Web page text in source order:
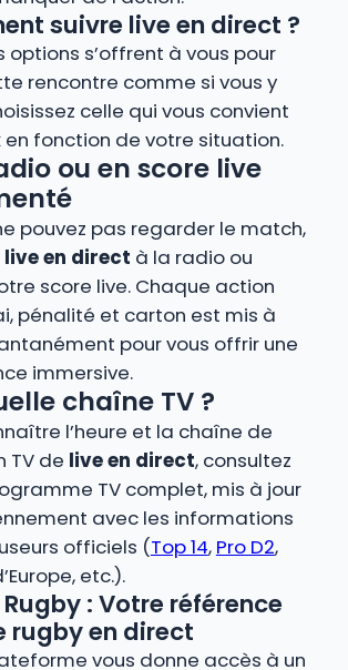
suivre live en direct ?
options s’offrent à vous pour
rencontre comme si vous y
celle qui vous convient
en fonction de votre situation.
ou en score live
pouvez pas regarder le match,
live en direct à la radio ou
score live. Chaque action
pénalité et carton est mis à
pour vous offrir une
immersive.
chaîne TV ?
l’heure et la chaîne de
TV de live en direct, consultez
TV complet, mis à jour
avec les informations
officiels (Top 14, Pro D2,
etc.).
: Votre référence
rugby en direct
vous donne accès à un